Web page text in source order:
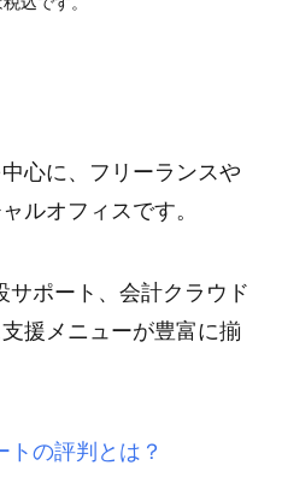
心に、フリーランスや
ルオフィスです。
サポート、会計クラウド
援メニューが豊富に揃
トの評判とは？